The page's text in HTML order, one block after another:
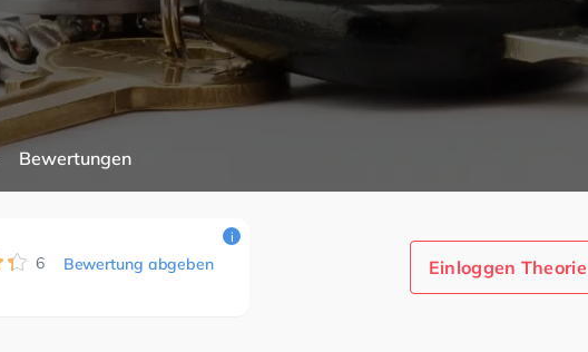
Bewertungen
6 Bewertung abgeben
i
Einloggen Theorie